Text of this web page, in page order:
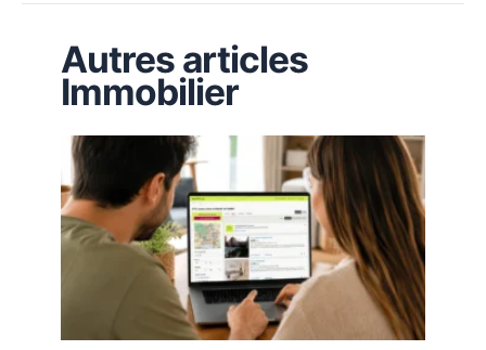
Autres articles
Immobilier